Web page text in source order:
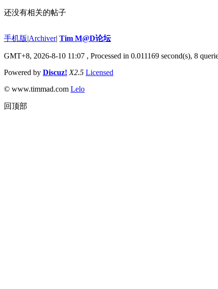
还没有相关的帖子
手机版|Archiver| Tim M@D论坛
GMT+8, 2026-8-10 11:07 , Processed in 0.011169 second(s), 8
Powered by Discuz! X2.5 Licensed
© www.timmad.com Lelo
回顶部